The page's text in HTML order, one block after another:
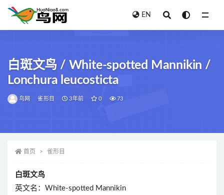
EN
白斑文鸟 / White-spotted Mannikin /
Lonchura leucosticta
鸟网 雀形目 3年前 0 73
首页 雀形目
白斑文鸟
英文名：White-spotted Mannikin